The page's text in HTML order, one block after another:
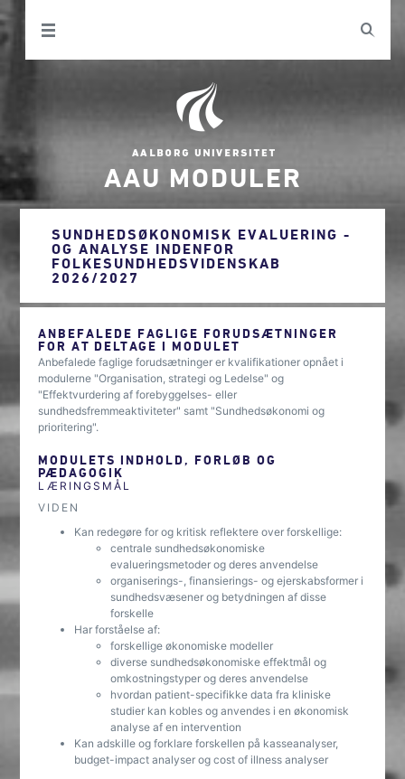
AAU MODULER
SUNDHEDSØKONOMISK EVALUERING -
OG ANALYSE INDENFOR
FOLKESUNDHEDSVIDENSKAB
2026/2027
ANBEFALEDE FAGLIGE FORUDSÆTNINGER
FOR AT DELTAGE I MODULET
Anbefalede faglige forudsætninger er kvalifikationer opnået i
modulerne "Organisation, strategi og Ledelse" og
"Effektvurdering af forebyggelses- eller
sundhedsfremmeaktiviteter" samt "Sundhedsøkonomi og
prioritering".
MODULETS INDHOLD, FORLØB OG
PÆDAGOGIK
LÆRINGSMÅL
VIDEN
Kan redegøre for og kritisk reflektere over forskellige:
centrale sundhedsøkonomiske
evalueringsmetoder og deres anvendelse
organiserings-, finansierings- og ejerskabsformer i
sundhedsvæsener og betydningen af disse
forskelle
Har forståelse af:
forskellige økonomiske modeller
diverse sundhedsøkonomiske effektmål og
omkostningstyper og deres anvendelse
hvordan patient-specifikke data fra kliniske
studier kan kobles og anvendes i en økonomisk
analyse af en intervention
Kan adskille og forklare forskellen på kasseanalyser,
budget-impact analyser og cost of illness analyser